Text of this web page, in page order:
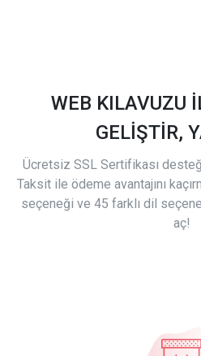
WEB KILAVUZU
GELİŞTİR,
Ücretsiz SSL Sertifikası
Taksit ile ödeme avantajını
seçeneği ve 45 farklı dil
aç!